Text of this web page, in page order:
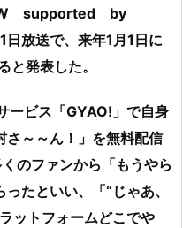
supported by
放送で、来年1月1日に
発表した。
ービス「GYAO!」で自身
さ～～ん！」を無料配信
のファンから「もうやら
たといい、「“じゃあ、
ットフォームどこでや